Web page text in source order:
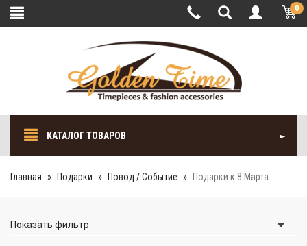
0
КАТАЛОГ ТОВАРОВ
Главная Подарки Повод / Событие Подарки к 8 Марта
Показать фильтр